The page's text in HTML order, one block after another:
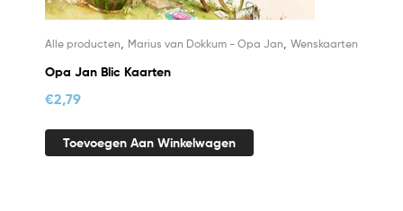
Alle producten Marius van Dokkum - Opa Jan Wenskaarten
Opa Jan Blic Kaarten
€2,79
Toevoegen Aan Winkelwagen